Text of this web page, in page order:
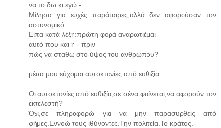
να το δω κι εγώ.-
Μίλησα για ευχές παράταιρες,αλλά δεν αφορούσαν τον
αστυνομικό.
Είπα κατά λέξη:πρώτη φορά αναρωτιέμαι
αυτό που και η - πριν
πώς να σταθώ στο ύψος του ανθρώπου?
μέσα μου εύχομαι αυτοκτονίες από ευθιξία...
Οι αυτοκτονίες από ευθιξία,σε σένα φαίνεται,να αφορούν τον
εκτελεστή?
Όχι,σε πληροφορώ για να μην παρασυρθείς από
φήμες.Εννοώ τους ιθύνοντες.Την πολιτεία.Το κράτος.-